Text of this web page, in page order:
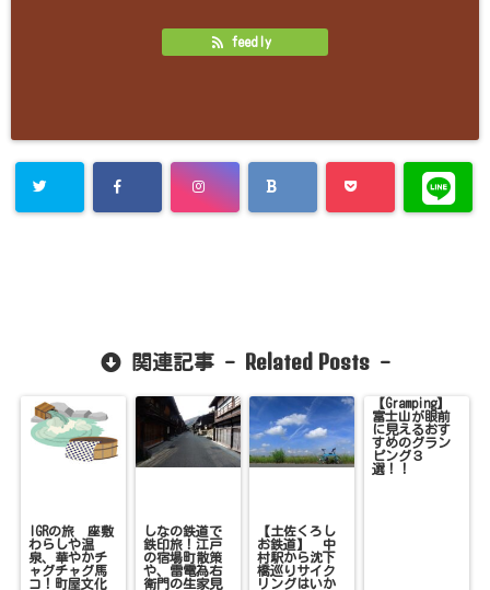
feedly
関連記事 - Related Posts-
IGRの旅 座敷
わらしや温
泉、華やかチ
ャグチャグ馬
コ！町屋文化
しなの鉄道で
鉄印旅！江戸
の宿場町散策
や、雷電為右
衛門の生家見
【土佐くろし
お鉄道】 中
村駅から沈下
橋巡りサイク
リングはいか
【Gramping】
富士山が眼前
に見えるおす
すめのグラン
ピング３
選！！